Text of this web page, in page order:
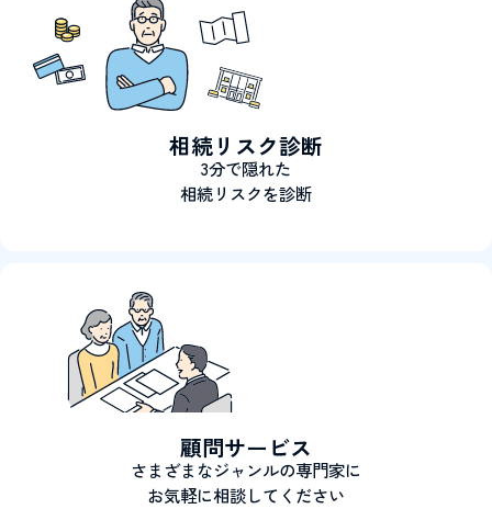
相続リスク診断
3分で隠れた
相続リスクを診断
顧問サービス
さまざまなジャンルの専門家に
お気軽に相談してください